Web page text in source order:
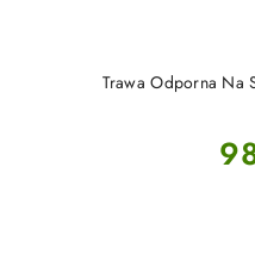
Trawa Odporna Na